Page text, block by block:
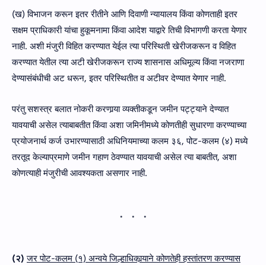
(ख) विभाजन करून इतर रीतीने आणि दिवाणी न्यायालय किंवा कोणताही इतर
सक्षम प्राधिकारी यांचा हुकूमनामा किंवा आदेश याद्वारे तिची विभागणी करता येणार
नाही. अशी मंजुरी विहित करण्यात येईल त्या परिस्थिती खेरीजकरून व विहित
करण्यात येतील त्या अटी खेरीजकरून राज्य शासनास अधिमूल्य किंवा नजराणा
देण्यासंबंधीची अट धरून, इतर परिस्थितीत व अटीवर देण्यात येणार नाही.
परंतु सशस्त्र बलात नोकरी करणार्‍या व्यक्तीकडून जमीन पट्ट्याने देण्यात
यावयाची असेल त्याबाबतीत किंवा अशा जमिनीमध्ये कोणतीही सुधारणा करण्याच्या
प्रयोजनार्थ कर्ज उभारण्यासाठी अधिनियमाच्या कलम ३६, पोट-कलम (४) मध्ये
तरतूद केल्याप्रमाणे जमीन गहाण ठेवण्यात यावयाची असेल त्या बाबतीत, अशा
कोणत्याही मंजुरीची आवश्यकता असणार नाही.
(२) जर पोट-कलम (१) अन्वये जिल्हाधिकार्‍याने कोणतेही हस्तांतरण करण्यास